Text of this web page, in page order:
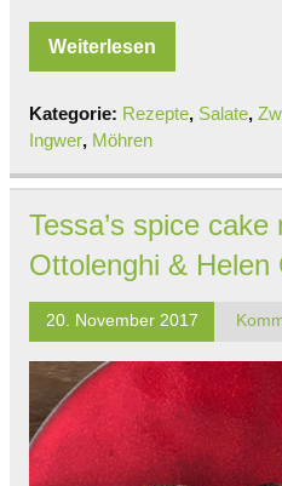
Weiterlesen
Kategorie: Rezepte, Salate,
Ingwer, Möhren
Tessa’s spice cake
Ottolenghi & Helen
20. November 2017